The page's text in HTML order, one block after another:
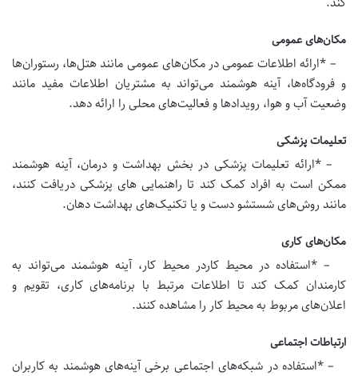
مکان‌های عمومی
– *ارائه اطلاعات عمومی در مکان‌های عمومی مانند هتل‌ها، رستوران‌ها
و فرودگاه‌ها، آینه هوشمند می‌تواند به مشتریان اطلاعات مفید مانند
وضعیت آب و هوا، رویدادها و فعالیت‌های محلی را ارائه دهد.
تعلیمات پزشکی
– *ارائه تعلیمات پزشکی در بخش بهداشت و درمان، آینه هوشمند
ممکن است به افراد کمک کند تا راهنمایی های پزشکی دریافت کنند،
مانند روش‌های شستشو دست و یا تکنیک‌های بهداشت دهان.
مکان‌های کاری
– *استفاده در محیط کاردر محیط کار، آینه هوشمند می‌تواند به
کارمندان کمک کند تا اطلاعات مرتبط با برنامه‌های کاری، تقویم و
اعلان‌های مربوط به محیط کار را مشاهده کنند.
ارتباطات اجتماعی
– *استفاده در شبکه‌های اجتماعی برخی آینه‌های هوشمند به کاربران